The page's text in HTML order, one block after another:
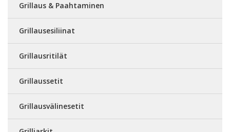
Grillaus & Paahtaminen
Grillausesiliinat
Grillausritilät
Grillaussetit
Grillausvälinesetit